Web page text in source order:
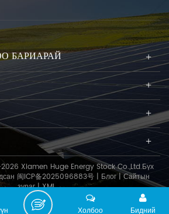
БАРИАРАЙ
Xiamen Huge Energy Stock Co.,Ltd.Бүх
闽ICP备2025096883号 | Блог | Сайтын
зураг|XML
Бидний
Холбоо